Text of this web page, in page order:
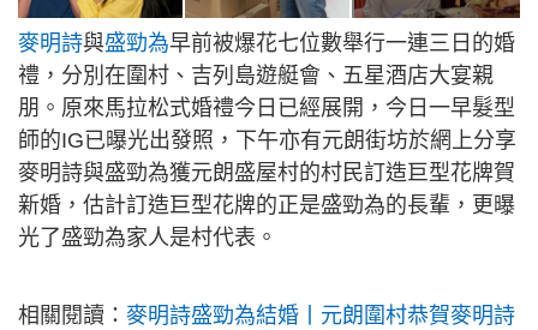
麥明詩與盛勁為早前被爆花七位數舉行一連三日的婚
禮，分別在圍村、吉列島遊艇會、五星酒店大宴親
朋。原來馬拉松式婚禮今日已經展開，今日一早髮型
師的IG已曝光出發照，下午亦有元朗街坊於網上分享
麥明詩與盛勁為獲元朗盛屋村的村民訂造巨型花牌賀
新婚，估計訂造巨型花牌的正是盛勁為的長輩，更曝
光了盛勁為家人是村代表。
相關閱讀： 麥明詩盛勁為結婚丨元朗圍村恭賀麥明詩